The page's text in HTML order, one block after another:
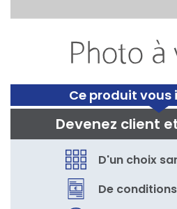
Ce produit vous
Devenez client
D'un choix
De